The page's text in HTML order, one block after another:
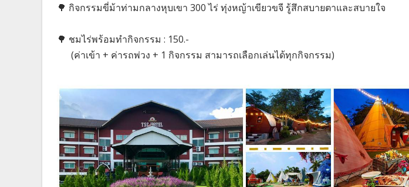
🌳 กิจกรรมขี่ม้าท่ามกลางหุบเขา 300 ไร่ ทุ่งหญ้าเขียวขจี รู้สึกสบายตาและสบายใจ
🌳 ชมไร่พร้อมทำกิจกรรม : 150.-
(ค่าเข้า + ค่ารถพ่วง + 1 กิจกรรม สามารถเลือกเล่นได้ทุกกิจกรรม)